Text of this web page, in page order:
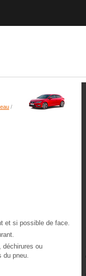
/
et si possible de face.
déchirures ou
du pneu.